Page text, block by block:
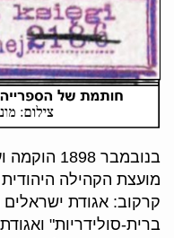
בנובמבר
מועצת הקהילה
קרקוב: אגודת
ברית-סולידריות"